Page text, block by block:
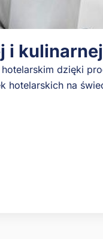
i
dzięki
hotelarskich na